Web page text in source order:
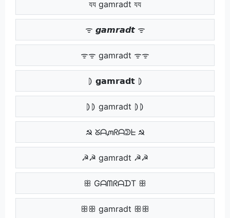
যয gamradt যয
ᯤ 𝙜𝙖𝙢𝙧𝙖𝙙𝙩 ᯤ
ᯤᯤ gamradt ᯤᯤ
⦈ 𝗴𝗮𝗺𝗿𝗮𝗱𝘁 ⦈
⦈⦈ gamradt ⦈⦈
☭ ᘜᗩᘻᖇᗩᕲᖶ ☭
☭☭ gamradt ☭☭
ꕥ GᗩᗰᖇᗩᗪT ꕥ
ꕥꕥ gamradt ꕥꕥ